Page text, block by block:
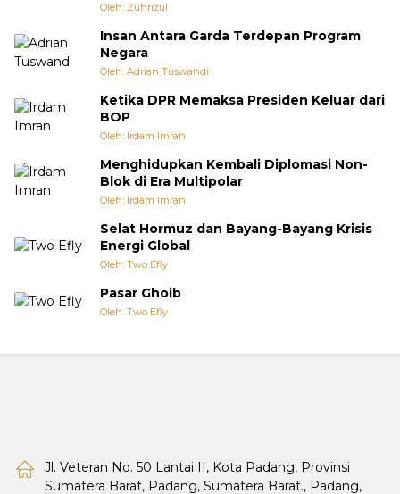
Oleh: Zuhrizul
Insan Antara Garda Terdepan Program
Negara
Oleh: Adrian Tuswandi
Ketika DPR Memaksa Presiden Keluar dari
BOP
Oleh: Irdam Imran
Menghidupkan Kembali Diplomasi Non-
Blok di Era Multipolar
Oleh: Irdam Imran
Selat Hormuz dan Bayang-Bayang Krisis
Energi Global
Oleh: Two Efly
Pasar Ghoib
Oleh: Two Efly
Jl. Veteran No. 50 Lantai II, Kota Padang, Provinsi
Sumatera Barat, Padang, Sumatera Barat., Padang,